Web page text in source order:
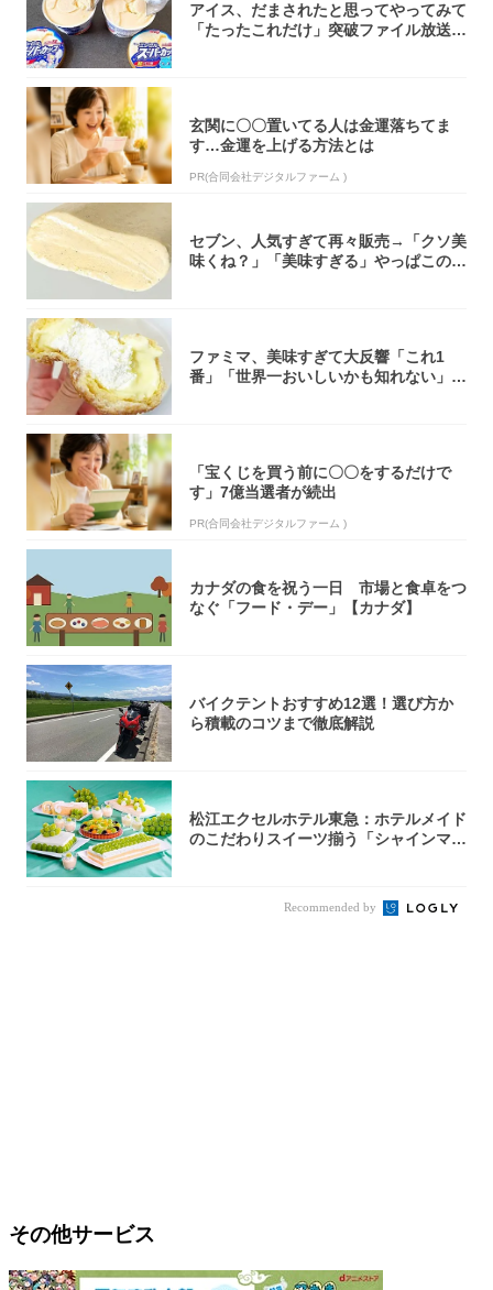
アイス、だまされたと思ってやってみて
「たったこれだけ」突破ファイル放送で
玄関に〇〇置いてる人は金運落ちてま
す…金運を上げる方法とは
PR(合同会社デジタルファーム )
セブン、人気すぎて再々販売→「クソ美
味くね？」「美味すぎる」やっぱこのク
ファミマ、美味すぎて大反響「これ1
番」「世界一おいしいかも知れない」
「宝くじを買う前に〇〇をするだけで
す」7億当選者が続出
PR(合同会社デジタルファーム )
カナダの食を祝う一日 市場と食卓をつ
なぐ「フード・デー」【カナダ】
バイクテントおすすめ12選！選び方か
ら積載のコツまで徹底解説
松江エクセルホテル東急：ホテルメイド
のこだわりスイーツ揃う「シャインマス
Recommended by
その他サービス